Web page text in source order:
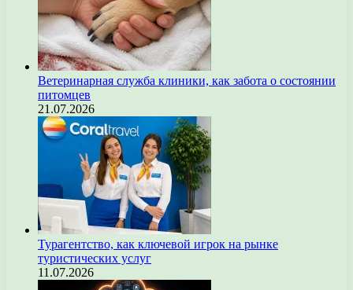
Ветеринарная служба клиники, как забота о состоянии
питомцев
21.07.2026
Турагентство, как ключевой игрок на рынке
туристических услуг
11.07.2026